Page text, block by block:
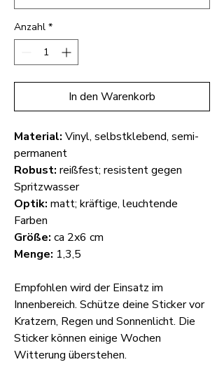
Anzahl *
In den Warenkorb
Material: Vinyl, selbstklebend, semi-
permanent
Robust: reißfest; resistent gegen
Spritzwasser
Optik: matt; kräftige, leuchtende
Farben
Größe: ca 2x6 cm
Menge: 1,3,5
Empfohlen wird der Einsatz im
Innenbereich. Schütze deine Sticker vor
Kratzern, Regen und Sonnenlicht. Die
Sticker können einige Wochen
Witterung überstehen.